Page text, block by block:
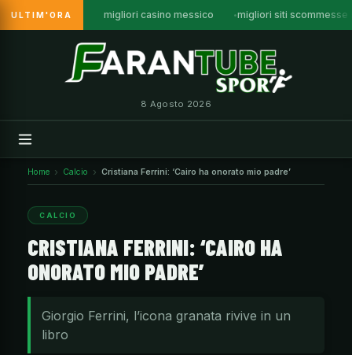
ULTIM'ORA migliori casino messico migliori siti scommesse
8 Agosto 2026
Home Calcio Cristiana Ferrini: ‘Cairo ha onorato mio padre’
CALCIO
CRISTIANA FERRINI: ‘CAIRO HA
ONORATO MIO PADRE’
Giorgio Ferrini, l’icona granata rivive in un
libro